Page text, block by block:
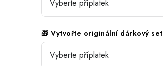
🎁 Vytvořte originální dárkový set